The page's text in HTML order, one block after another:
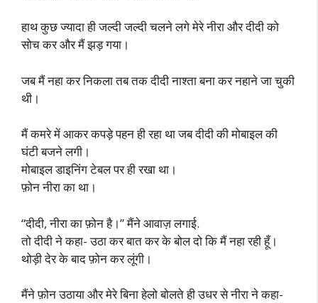
हाथ कुछ ज्यादा ही जल्दी जल्दी चलने लगे मेरे नीरा और दीदी को
सोच कर और मैं झड़ गया।
जब मैं नहा कर निकला तब तक दीदी नाश्ता बना कर नहाने जा चुकी
थी।
मैं कमरे में आकर कपड़े पहन ही रहा था जब दीदी की मोबाइल की
घंटी बजने लगी।
मोबाइल डाइनिंग टेबल पर ही रखा था।
फ़ोन नीरा का था।
“दीदी, नीरा का फ़ोन है।” मैंने आवाज़ लगाई.
तो दीदी ने कहा- उठा कर बात कर के बोल दो कि मैं नहा रही हूँ।
थोड़ी देर के बाद फ़ोन कर लूंगी।
मैंने फ़ोन उठाया और मेरे बिना हेलो बोलते ही उधर से नीरा ने कहा-